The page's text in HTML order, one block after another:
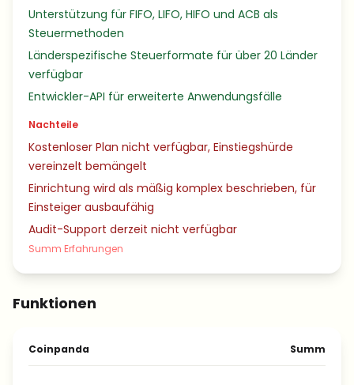
Unterstützung für FIFO, LIFO, HIFO und ACB als
Steuermethoden
Länderspezifische Steuerformate für über 20 Länder
verfügbar
Entwickler-API für erweiterte Anwendungsfälle
Nachteile
Kostenloser Plan nicht verfügbar, Einstiegshürde
vereinzelt bemängelt
Einrichtung wird als mäßig komplex beschrieben, für
Einsteiger ausbaufähig
Audit-Support derzeit nicht verfügbar
Summ Erfahrungen
Funktionen
Coinpanda Summ